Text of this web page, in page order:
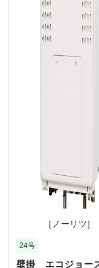
[ノーリツ]
24号
壁掛 エコジョー